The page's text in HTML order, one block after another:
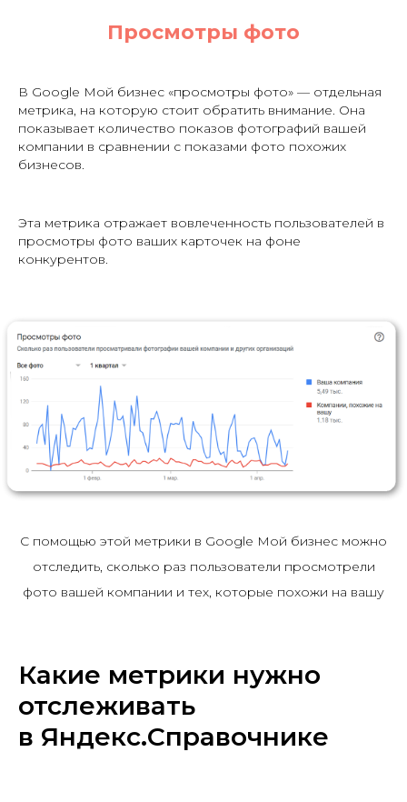
Просмотры фото
В Google Мой бизнес «просмотры фото» — отдельная
метрика, на которую стоит обратить внимание. Она
показывает количество показов фотографий вашей
компании в сравнении с показами фото похожих
бизнесов.
Эта метрика отражает вовлеченность пользователей в
просмотры фото ваших карточек на фоне
конкурентов.
С помощью этой метрики в Google Мой бизнес можно
отследить, сколько раз пользователи просмотрели
фото вашей компании и тех, которые похожи на вашу
Какие метрики нужно
отслеживать
в Яндекс.Справочнике